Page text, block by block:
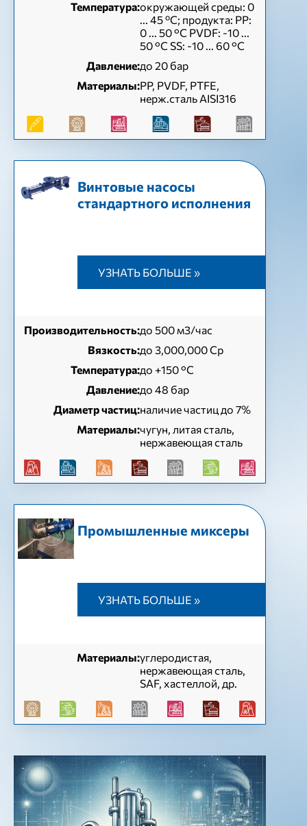
Температура:окружающей среды: 0
... 45 ºC; продукта: PP:
0 ... 50 °C PVDF: -10 ...
50 °C SS: -10 ... 60 °C
Давление:до 20 бар
Материалы:PP, PVDF, PTFE,
нерж.сталь AISI316
Винтовые насосы
стандартного исполнения
УЗНАТЬ БОЛЬШЕ »
Производительность:до 500 м3/час
Вязкость:до 3,000,000 Cp
Температура:до +150 °C
Давление:до 48 бар
Диаметр частиц:наличие частиц до 7%
Материалы:чугун, литая сталь,
нержавеющая сталь
Промышленные миксеры
УЗНАТЬ БОЛЬШЕ »
Материалы:углеродистая,
нержавеющая сталь,
SAF, хастеллой, др.